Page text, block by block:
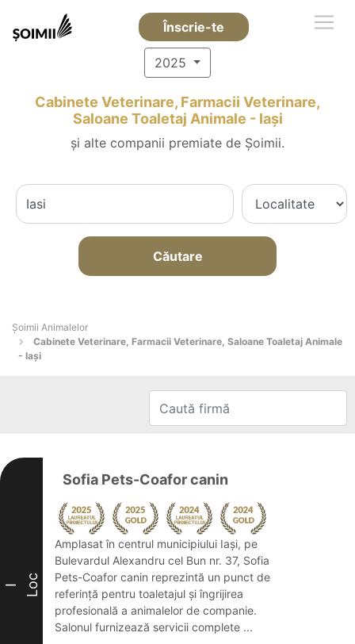
Înscrie-te
2025
Cabinete Veterinare, Farmacii Veterinare,
Saloane Toaletaj Animale - Iaşi
și alte companii premiate de Șoimii.
Căutare
Şoimii Animalelor
Cabinete Veterinare, Farmacii Veterinare, Saloane Toaletaj Animale
- Iaşi
I Loc
Sofia Pets-Coafor canin
Amplasat în centrul municipiului Iași, pe
Bulevardul Alexandru cel Bun nr. 37, Sofia
Pets-Coafor canin reprezintă un punct de
referință pentru toaletajul și îngrijirea
profesională a animalelor de companie.
Salonul furnizează servicii complete ...